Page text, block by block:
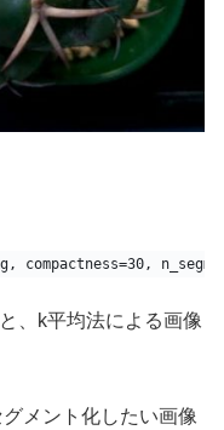
、k平均法による画像
メント化したい画像